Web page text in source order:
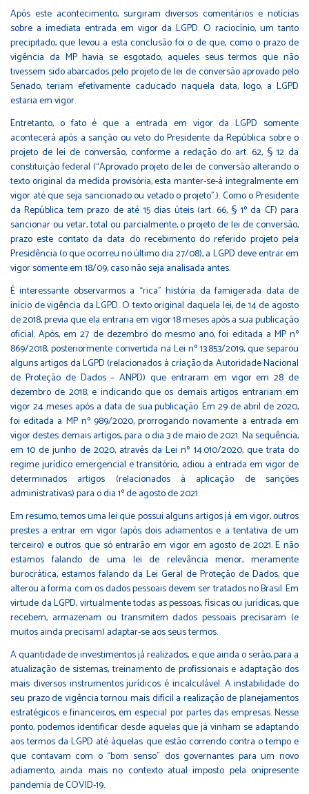
Após este acontecimento, surgiram diversos comentários e notícias
sobre a imediata entrada em vigor da LGPD. O raciocínio, um tanto
precipitado, que levou a esta conclusão foi o de que, como o prazo de
vigência da MP havia se esgotado, aqueles seus termos que não
tivessem sido abarcados pelo projeto de lei de conversão aprovado pelo
Senado, teriam efetivamente caducado naquela data, logo, a LGPD
estaria em vigor.
Entretanto, o fato é que a entrada em vigor da LGPD somente
acontecerá após a sanção ou veto do Presidente da República sobre o
projeto de lei de conversão, conforme a redação do art. 62, § 12 da
constituição federal (“Aprovado projeto de lei de conversão alterando o
texto original da medida provisória, esta manter-se-á integralmente em
vigor até que seja sancionado ou vetado o projeto”.). Como o Presidente
da República tem prazo de até 15 dias úteis (art. 66, § 1º da CF) para
sancionar ou vetar, total ou parcialmente, o projeto de lei de conversão,
prazo este contato da data do recebimento do referido projeto pela
Presidência (o que ocorreu no último dia 27/08), a LGPD deve entrar em
vigor somente em 18/09, caso não seja analisada antes.
É interessante observarmos a “rica” história da famigerada data de
início de vigência da LGPD. O texto original daquela lei, de 14 de agosto
de 2018, previa que ela entraria em vigor 18 meses após a sua publicação
oficial. Após, em 27 de dezembro do mesmo ano, foi editada a MP nº
869/2018, posteriormente convertida na Lei nº 13.853/2019, que separou
alguns artigos da LGPD (relacionados à criação da Autoridade Nacional
de Proteção de Dados – ANPD) que entraram em vigor em 28 de
dezembro de 2018, e indicando que os demais artigos entrariam em
vigor 24 meses após a data de sua publicação. Em 29 de abril de 2020,
foi editada a MP nº 989/2020, prorrogando novamente a entrada em
vigor destes demais artigos, para o dia 3 de maio de 2021. Na sequência,
em 10 de junho de 2020, através da Lei nº 14.010/2020, que trata do
regime jurídico emergencial e transitório, adiou a entrada em vigor de
determinados artigos (relacionados à aplicação de sanções
administrativas) para o dia 1º de agosto de 2021.
Em resumo, temos uma lei que possui alguns artigos já em vigor, outros
prestes a entrar em vigor (após dois adiamentos e a tentativa de um
terceiro) e outros que só entrarão em vigor em agosto de 2021. E não
estamos falando de uma lei de relevância menor, meramente
burocrática, estamos falando da Lei Geral de Proteção de Dados, que
alterou a forma com os dados pessoais devem ser tratados no Brasil. Em
virtude da LGPD, virtualmente todas as pessoas, físicas ou jurídicas, que
recebem, armazenam ou transmitem dados pessoais precisaram (e
muitos ainda precisam) adaptar-se aos seus termos.
A quantidade de investimentos já realizados, e que ainda o serão, para a
atualização de sistemas, treinamento de profissionais e adaptação dos
mais diversos instrumentos jurídicos é incalculável. A instabilidade do
seu prazo de vigência tornou mais difícil a realização de planejamentos
estratégicos e financeiros, em especial por partes das empresas. Nesse
ponto, podemos identificar desde aquelas que já vinham se adaptando
aos termos da LGPD até àquelas que estão correndo contra o tempo e
que contavam com o “bom senso” dos governantes para um novo
adiamento, ainda mais no contexto atual imposto pela onipresente
pandemia de COVID-19.